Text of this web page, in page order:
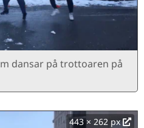
dansar på trottoaren på
443 × 262 px